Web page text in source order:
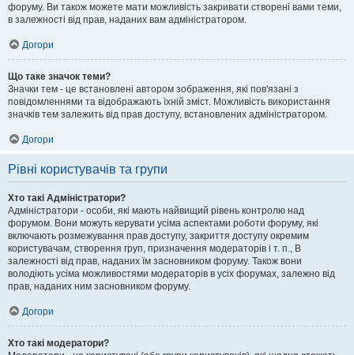
форуму. Ви також можете мати можливість закривати створені вами теми,
в залежності від прав, наданих вам адміністратором.
Догори
Що таке значок теми?
Значки тем - це встановлені автором зображення, які пов'язані з
повідомленнями та відображають їхній зміст. Можливість використання
значків тем залежить від прав доступу, встановлених адміністратором.
Догори
Рівні користувачів та групи
Хто такі Адміністратори?
Адміністратори - особи, які мають найвищий рівень контролю над
форумом. Вони можуть керувати усіма аспектами роботи форуму, які
включають розмежування прав доступу, закриття доступу окремим
користувачам, створення груп, призначення модераторів і т. п., В
залежності від прав, наданих їм засновником форуму. Також вони
володіють усіма можливостями модераторів в усіх форумах, залежно від
прав, наданих ним засновником форуму.
Догори
Хто такі модератори?